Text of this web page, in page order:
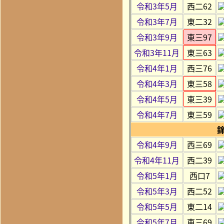
令和3年5月
西二62
令和3年7月
東二32
令和3年9月
東三97
令和3年11月
東三63
令和4年1月
西三76
令和4年3月
東三58
令和4年5月
東三39
令和4年7月
東三59
令和4年9月
西三69
令和4年11月
西二39
令和5年1月
西口7
令和5年3月
西二52
令和5年5月
東二14